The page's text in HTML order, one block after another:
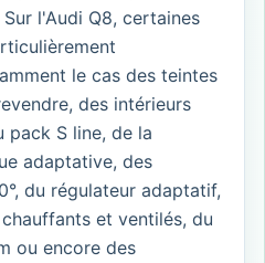
Sur l'Audi Q8, certaines
le cas des teintes
des intérieurs
pack S line, de la
adaptative, des
du régulateur adaptatif,
et ventilés, du
ou encore des